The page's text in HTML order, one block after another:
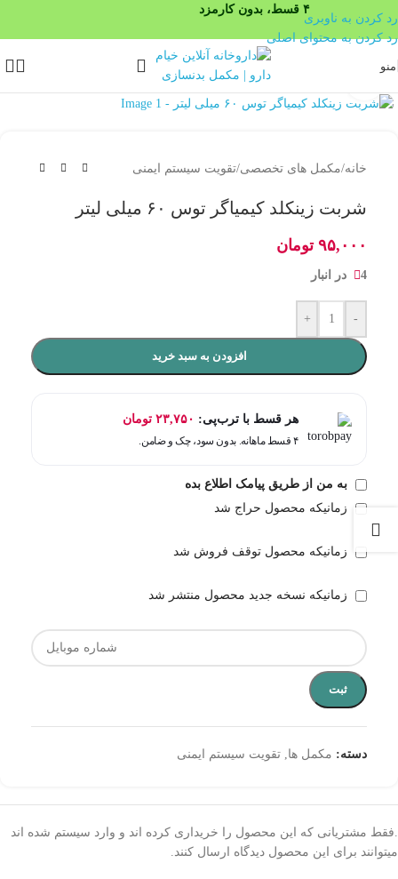
۴ قسط، بدون کارمزد
رد کردن به ناوبری
رد کردن به محتوای اصلی
منو
بزرگنمایی تصویر
خانه/مکمل های تخصصی/تقویت سیستم ایمنی
شربت زینکلد کیمیاگر توس ۶۰ میلی لیتر
۹۵,۰۰۰ تومان
4 در انبار
-
+
افزودن به سبد خرید
هر قسط با ترب‌پی: ۲۳,۷۵۰ تومان
۴ قسط ماهانه. بدون سود، چک و ضامن.
به من از طریق پیامک اطلاع بده
زمانیکه محصول حراج شد
زمانیکه محصول توقف فروش شد
زمانیکه نسخه جدید محصول منتشر شد
ثبت
دسته: مکمل ها تقویت سیستم ایمنی
.فقط مشتریانی که این محصول را خریداری کرده اند و وارد سیستم شده اند
میتوانند برای این محصول دیدگاه ارسال کنند.